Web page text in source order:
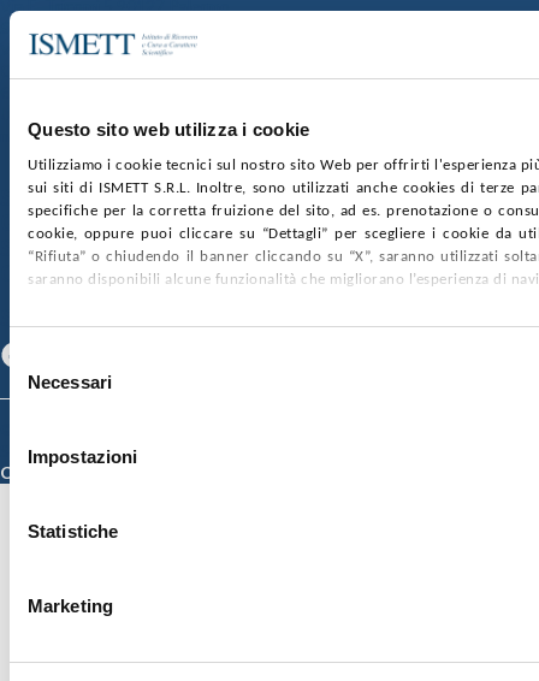
Questo sito web utilizza i cookie
Utilizziamo i cookie tecnici sul nostro sito Web per offrirti l'esperienza
sui siti di ISMETT S.R.L. Inoltre, sono utilizzati anche cookies di terze
specifiche per la corretta fruizione del sito, ad es. prenotazione o
cookie, oppure puoi cliccare su “Dettagli” per scegliere i cookie da
“Rifiuta” o chiudendo il banner cliccando su “X”, saranno utilizzati
saranno disponibili alcune funzionalità che migliorano l’esperienza di
Selezione
delNecessari
Impostazioni
Statistiche
Marketing
Via Discesa dei Giudici 4 90133 Palermo
nr. REA PA-201818 P.I. 04544550827
SOCIETÀ TRASPARENTE WHISTLEBLOWING
GARE E CONTRATTIPRIVACYCOOKIE POLICY
SOSTIENICIMAPPA DEL SITOACCESSIBILITÀ
CONTATTI
Specializzazione)
Credits